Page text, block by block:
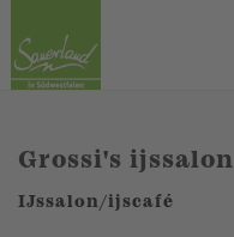
Grossi's ijssalon
IJssalon/ijscafé